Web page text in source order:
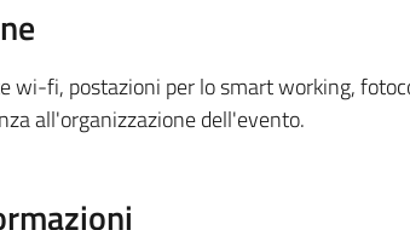
wi-fi, postazioni per lo smart working,
all'organizzazione dell'evento.